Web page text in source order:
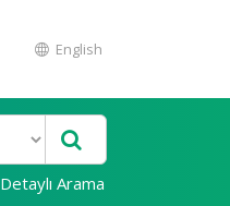
English
Detaylı Arama